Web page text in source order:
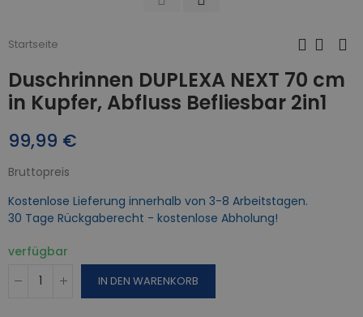
Startseite
Duschrinnen DUPLEXA NEXT 70 cm
in Kupfer, Abfluss Befliesbar 2in1
99,99 €
Bruttopreis
Kostenlose Lieferung innerhalb von 3-8 Arbeitstagen.
30 Tage Rückgaberecht - kostenlose Abholung!
verfügbar
IN DEN WARENKORB